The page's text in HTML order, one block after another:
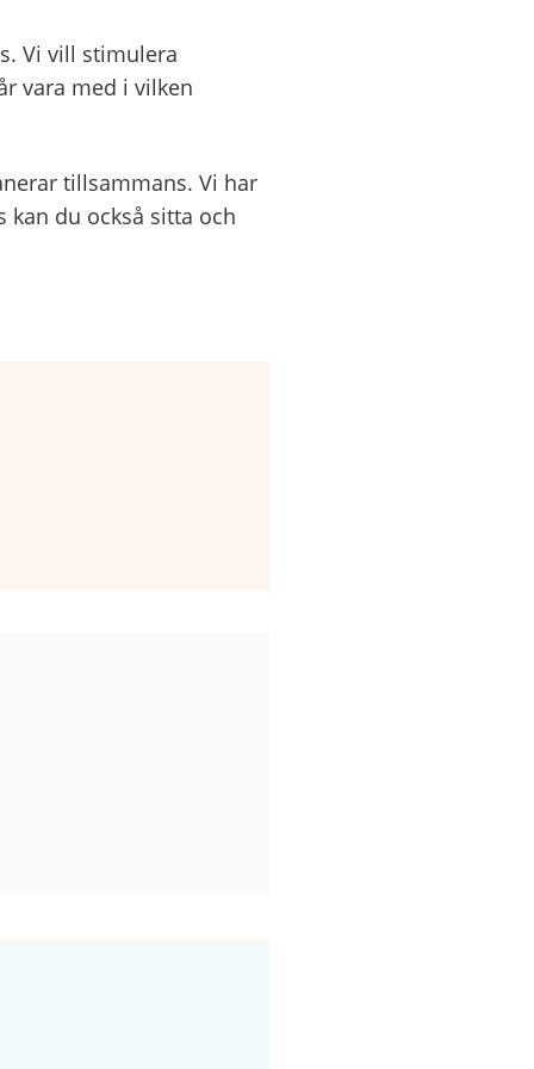
Vi vill stimulera
vara med i vilken
tillsammans. Vi har
du också sitta och